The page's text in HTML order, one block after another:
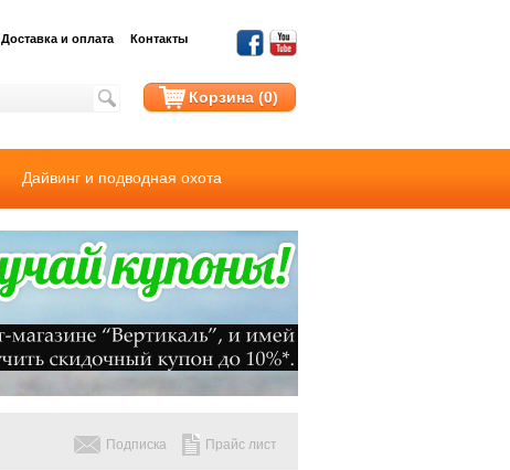
Корзина (0)
Доставка и оплата Контакты
Дайвинг и подводная охота
Подписка Прайс лист